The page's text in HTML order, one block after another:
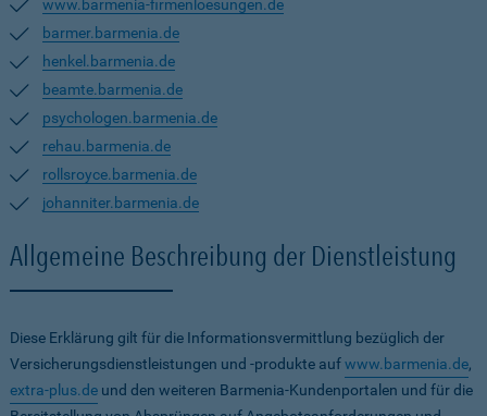
www.barmenia-firmenloesungen.de
barmer.barmenia.de
henkel.barmenia.de
beamte.barmenia.de
psychologen.barmenia.de
rehau.barmenia.de
rollsroyce.barmenia.de
johanniter.barmenia.de
Allgemeine Beschreibung der Dienstleistung
Diese Erklärung gilt für die Informationsvermittlung bezüglich der
Versicherungsdienstleistungen und -produkte aufwww.barmenia.de,
extra-plus.de und den weiteren Barmenia-Kundenportalen und für die